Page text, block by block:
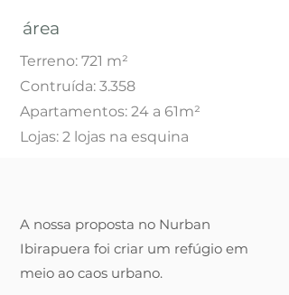
área
Terreno: 721 m²
Contruída: 3.358
Apartamentos: 24 a 61m²
Lojas: 2 lojas na esquina
A nossa proposta no Nurban
Ibirapuera foi criar um refúgio em
meio ao caos urbano.